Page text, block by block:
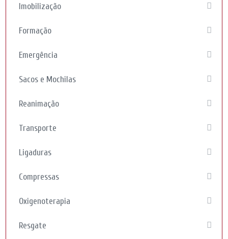
Imobilização
Formação
Emergência
Sacos e Mochilas
Reanimação
Transporte
Ligaduras
Compressas
Oxigenoterapia
Resgate